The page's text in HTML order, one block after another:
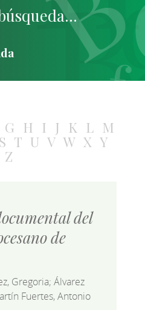
G H I J K L M
S T U V W X Y
Z
del
de
Gregoria; Álvarez
Fuertes, Antonio